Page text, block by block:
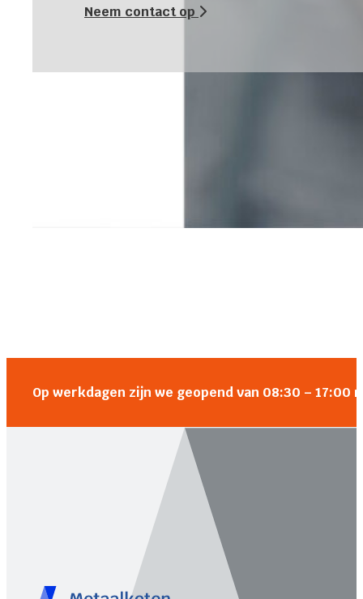
Neem contact op
Op werkdagen zijn we geopend van 08:30 –